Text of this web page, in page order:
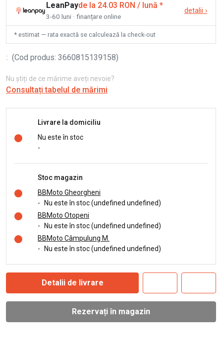
LeanPayde la 24.03 RON / lună *
3-60 luni · finanțare online
detalii ›
* estimat — rata exactă se calculează la check-out
: (Cod produs: 3660815139158)
Nu știți de ce mărime aveți nevoie?
Consultați tabelul de mărimi
Livrare la domiciliu
Nu este în stoc
-
Stoc magazin
BBMoto Gheorgheni
-
Nu este în stoc (undefined undefined)
BBMoto Otopeni
-
Nu este în stoc (undefined undefined)
BBMoto Câmpulung M.
-
Nu este în stoc (undefined undefined)
Detalii de livrare
Rezervați în magazin